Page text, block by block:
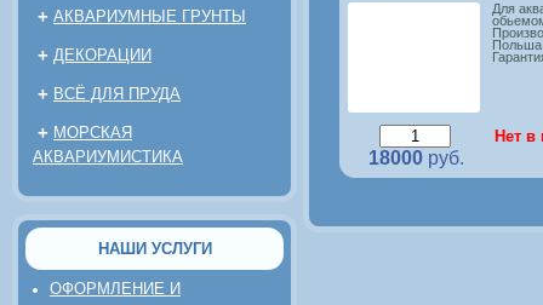
+ АКВАРИУМНЫЕ ГРУНТЫ
+ ДЕКОРАЦИИ
+ ВСЁ ДЛЯ ПРУДА
+ МОРСКАЯ
АКВАРИУМИСТИКА
НАШИ УСЛУГИ
ОФОРМЛЕНИЕ И
Для
Польша
18000руб.
Нет в